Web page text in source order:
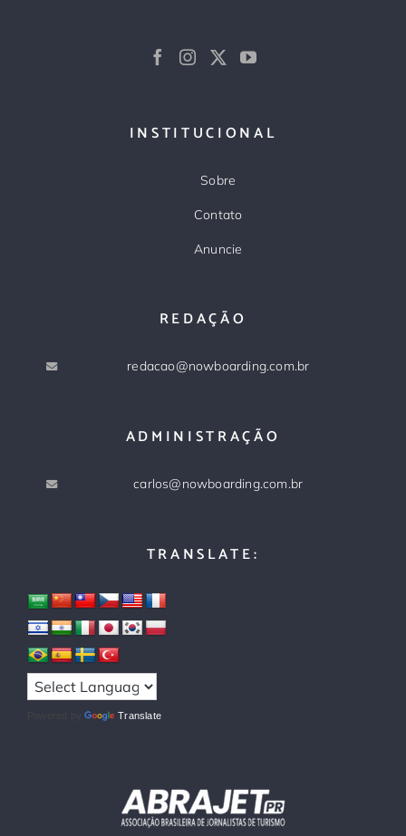
INSTITUCIONAL
Sobre
Contato
Anuncie
REDAÇÃO
redacao@nowboarding.com.br
ADMINISTRAÇÃO
carlos@nowboarding.com.br
TRANSLATE:
Powered by Translate